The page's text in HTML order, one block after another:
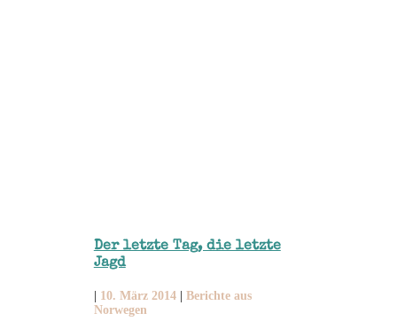
Der letzte Tag, die letzte
Jagd
10. März 2014
Berichte aus
Norwegen